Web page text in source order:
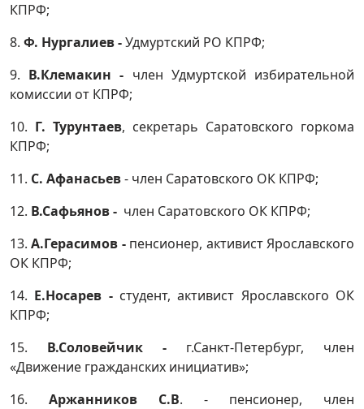
КПРФ;
8. Ф. Нургалиев -Удмуртский РО КПРФ;
9. В.Клемакин - член Удмуртской избирательной
комиссии от КПРФ;
10. Г. Турунтаев, секретарь Саратовского горкома
КПРФ;
11. С. Афанасьев- член Саратовского ОК КПРФ;
12. В.Сафьянов - член Саратовского ОК КПРФ;
13.А.Герасимов -пенсионер, активист Ярославского
ОК КПРФ;
14. Е.Носарев -студент, активист Ярославского ОК
КПРФ;
15. В.Соловейчик - г.Санкт-Петербург, член
«Движение гражданских инициатив»;
16. Аржанников С.В. - пенсионер, член